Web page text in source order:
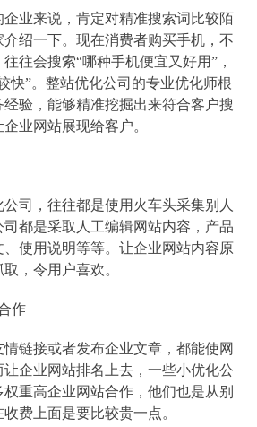
业来说，肯定对精准搜索词比较陌
绍一下。现在消费者购买手机，不
往会搜索“哪种手机便宜又好用”，
快”。整站优化公司的专业优化师根
验，能够精准挖掘出来符合客户搜
业网站展现给客户。
司，往往都是使用火车头采集别人
都是采取人工编辑网站内容，产品
使用说明等等。让企业网站内容原
，令用户喜欢。
作
链接或者发布企业文章，都能使网
企业网站排名上去，一些小优化公
重高企业网站合作，他们也是从别
费上面是要比较贵一点。